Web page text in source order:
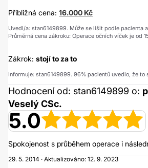
Přibližná cena: 16.000 Kč
Uvedl/a: stan6149899. Může se lišit podle pacienta
Průměrná cena zákroku: Operace očních víček je od
Zákrok: stojí to za to
Informuje: stan6149899. 96% pacientů uvedlo, že to
Hodnocení od: stan6149899 o:
Veselý CSc.
5.0
Spokojenost s průběhem operace i
29. 5. 2014 · Aktualizováno: 12. 9. 2023